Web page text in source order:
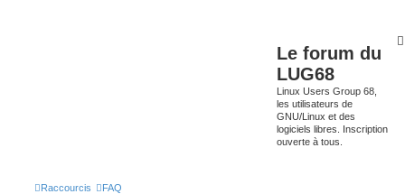
Le forum du
LUG68
Linux Users Group 68,
les utilisateurs de
GNU/Linux et des
logiciels libres. Inscription
ouverte à tous.
Raccourcis FAQ